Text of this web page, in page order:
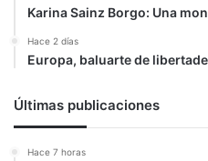
Karina Sainz Borgo: Una
Hace 2 días
Europa, baluarte de
Últimas publicaciones
Hace 7 horas